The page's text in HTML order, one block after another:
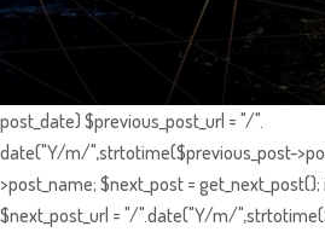
post_date) $previous_post_url = "/".
date("Y/m/",strtotime($previous_post-
>post_name; $next_post =
$next_post_url = "/".date("Y/m/